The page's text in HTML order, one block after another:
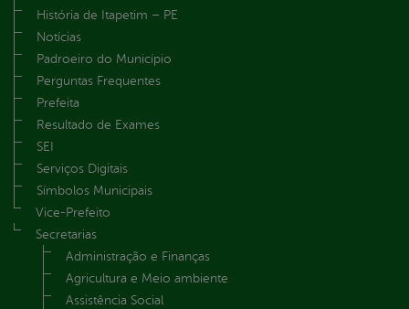
História de Itapetim – PE
Notícias
Padroeiro do Município
Perguntas Frequentes
Prefeita
Resultado de Exames
SEI
Serviços Digitais
Símbolos Municipais
Vice-Prefeito
Secretarias
Administração e Finanças
Agricultura e Meio ambiente
Assistência Social